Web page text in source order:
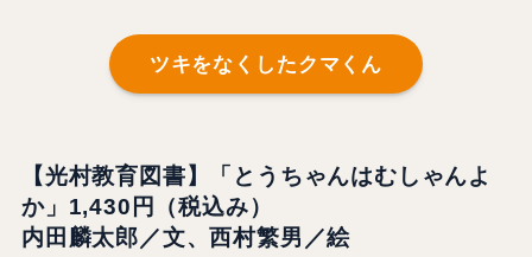
ツキをなくしたクマくん
【光村教育図書】「とうちゃんはむしゃんよ
か」1,430円（税込み）
内田麟太郎／文、西村繁男／絵